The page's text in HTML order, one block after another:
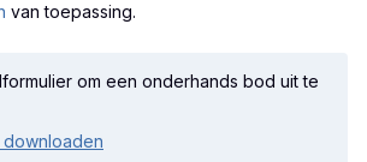
van toepassing.
om een onderhands bod uit te